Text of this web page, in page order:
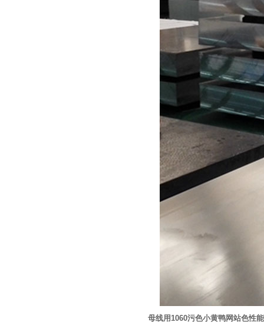
母线用1060污色小黄鸭网站色性